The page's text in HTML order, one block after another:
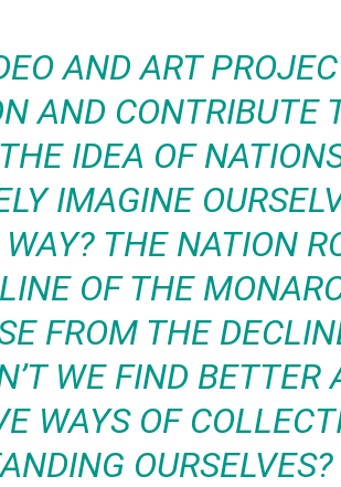
AND ART
AND CONTRIBUTE
IDEA OF
IMAGINE
THE NATION
OF THE
FROM THE
WE FIND BETTER
WAYS OF
OURSELVES?